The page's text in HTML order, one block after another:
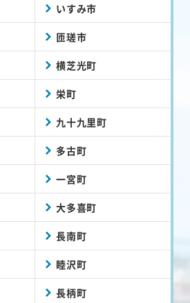
いすみ市
匝瑳市
横芝光町
栄町
九十九里町
多古町
一宮町
大多喜町
長南町
睦沢町
長柄町